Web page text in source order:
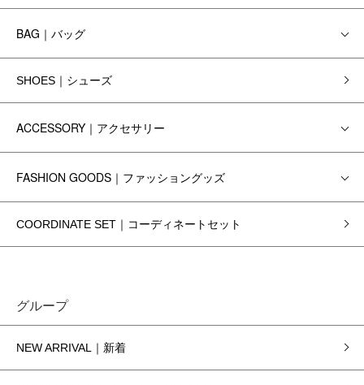
BAG｜バッグ
SHOES｜シューズ
ACCESSORY｜アクセサリー
FASHION GOODS｜ファッショングッズ
COORDINATE SET｜コーディネートセット
グループ
NEW ARRIVAL｜新着